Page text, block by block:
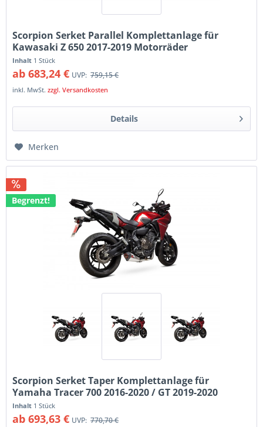
Scorpion Serket Parallel Komplettanlage für
Kawasaki Z 650 2017-2019 Motorräder
Inhalt 1 Stück
ab 683,24 € UVP: 759,15 €
inkl. MwSt.zzgl. Versandkosten
Details
Merken
Begrenzt!
Scorpion Serket Taper Komplettanlage für
Yamaha Tracer 700 2016-2020 / GT 2019-2020
Motorräder
Inhalt 1 Stück
ab 693,63 € UVP: 770,70 €